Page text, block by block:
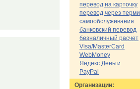
перевод на карточку
перевод через
самообслуживания
банковский перевод
безналичный расчет
Visa/MasterCard
WebMoney
Яндекс.Деньги
PayPal
Организации: